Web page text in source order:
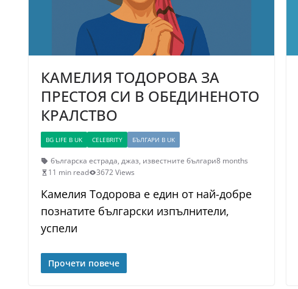
КАМЕЛИЯ ТОДОРОВА ЗА
ПРЕСТОЯ СИ В ОБЕДИНЕНОТО
КРАЛСТВО
BG LIFE В UK CELEBRITY БЪЛГАРИ В UK
българска естрада, джаз, известните българи8 months
11 min read
3672 Views
Камелия Тодорова е един от най-добре
познатите български изпълнители,
успели
Прочети повече